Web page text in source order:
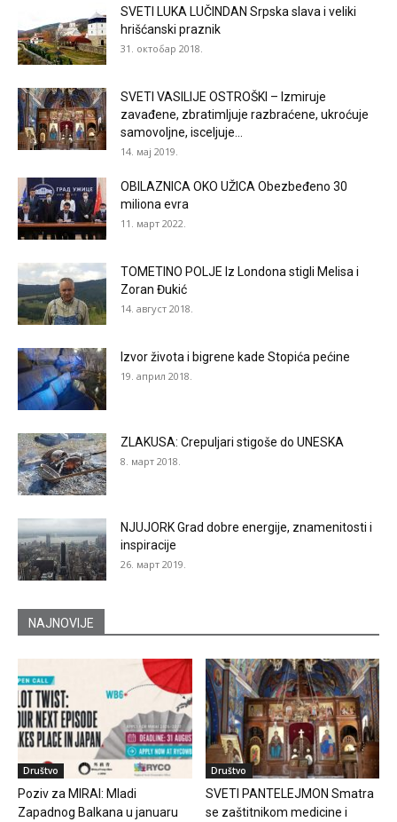
SVETI LUKA LUČINDAN Srpska slava i veliki
hrišćanski praznik
31. октобар 2018.
SVETI VASILIJE OSTROŠKI – Izmiruje
zavađene, zbratimljuje razbraćene, ukroćuje
samovoljne, isceljuje...
14. мај 2019.
OBILAZNICA OKO UŽICA Obezbeđeno 30
miliona evra
11. март 2022.
TOMETINO POLJE Iz Londona stigli Melisa i
Zoran Đukić
14. август 2018.
Izvor života i bigrene kade Stopića pećine
19. април 2018.
ZLAKUSA: Crepuljari stigoše do UNESKA
8. март 2018.
NJUJORK Grad dobre energije, znamenitosti i
inspiracije
26. март 2019.
NAJNOVIJE
Društvo
Poziv za MIRAI: Mladi
Zapadnog Balkana u januaru
Društvo
SVETI PANTELEJMON Smatra
se zaštitnikom medicine i